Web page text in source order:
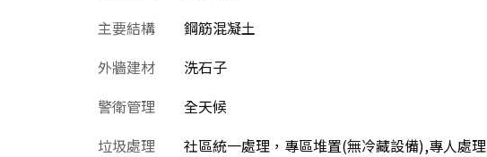
主要結構
鋼筋混凝土
外牆建材
洗石子
警衛管理
全天候
垃圾處理
社區統一處理，專區堆置(無冷藏設備),專人處理